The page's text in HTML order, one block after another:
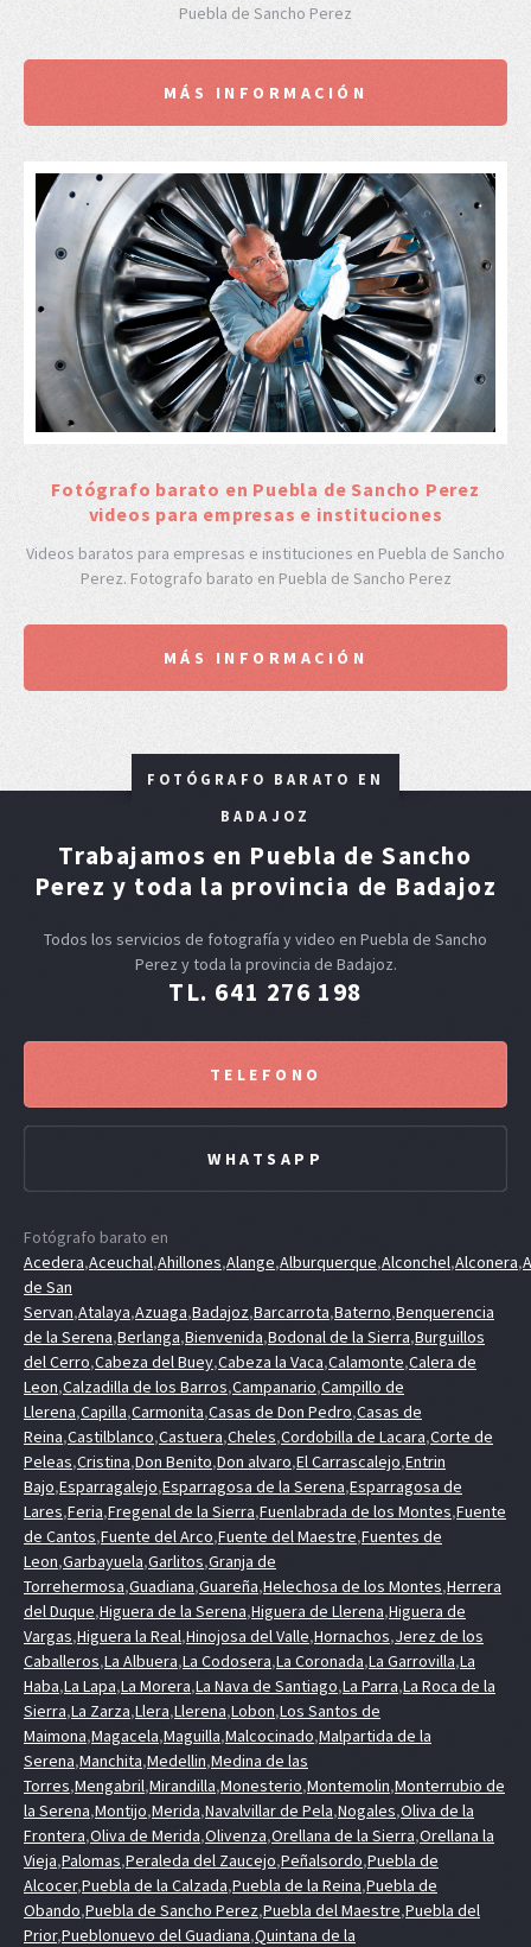
Puebla de Sancho Perez
MÁS INFORMACIÓN
Fotógrafo barato en Puebla de Sancho Perez
videos para empresas e instituciones
Videos baratos para empresas e instituciones en Puebla de Sancho
Perez. Fotografo barato en Puebla de Sancho Perez
MÁS INFORMACIÓN
FOTÓGRAFO BARATO EN
BADAJOZ
Trabajamos en Puebla de Sancho
Perez y toda la provincia de Badajoz
Todos los servicios de fotografía y video en Puebla de Sancho
Perez y toda la provincia de Badajoz.
TL. 641 276 198
TELEFONO
WHATSAPP
Fotógrafo barato en
Acedera,Aceuchal,Ahillones,Alange,Alburquerque,Alconchel,Alconera,
de San
Servan,Atalaya,Azuaga,Badajoz,Barcarrota,Baterno,Benquerencia
de la Serena,Berlanga,Bienvenida,Bodonal de la Sierra,Burguillos
del Cerro,Cabeza del Buey,Cabeza la Vaca,Calamonte,Calera de
Leon,Calzadilla de los Barros,Campanario,Campillo de
Llerena,Capilla,Carmonita,Casas de Don Pedro,Casas de
Reina,Castilblanco,Castuera,Cheles,Cordobilla de Lacara,Corte de
Peleas,Cristina,Don Benito,Don alvaro,El Carrascalejo,Entrin
Bajo,Esparragalejo,Esparragosa de la Serena,Esparragosa de
Lares,Feria,Fregenal de la Sierra,Fuenlabrada de los Montes,Fuente
de Cantos,Fuente del Arco,Fuente del Maestre,Fuentes de
Leon,Garbayuela,Garlitos,Granja de
Torrehermosa,Guadiana,Guareña,Helechosa de los Montes,Herrera
del Duque,Higuera de la Serena,Higuera de Llerena,Higuera de
Vargas,Higuera la Real,Hinojosa del Valle,Hornachos,Jerez de los
Caballeros,La Albuera,La Codosera,La Coronada,La Garrovilla,La
Haba,La Lapa,La Morera,La Nava de Santiago,La Parra,La Roca de la
Sierra,La Zarza,Llera,Llerena,Lobon,Los Santos de
Maimona,Magacela,Maguilla,Malcocinado,Malpartida de la
Serena,Manchita,Medellin,Medina de las
Torres,Mengabril,Mirandilla,Monesterio,Montemolin,Monterrubio de
la Serena,Montijo,Merida,Navalvillar de Pela,Nogales,Oliva de la
Frontera,Oliva de Merida,Olivenza,Orellana de la Sierra,Orellana la
Vieja,Palomas,Peraleda del Zaucejo,Peñalsordo,Puebla de
Alcocer,Puebla de la Calzada,Puebla de la Reina,Puebla de
Obando,Puebla de Sancho Perez,Puebla del Maestre,Puebla del
Prior,Pueblonuevo del Guadiana,Quintana de la